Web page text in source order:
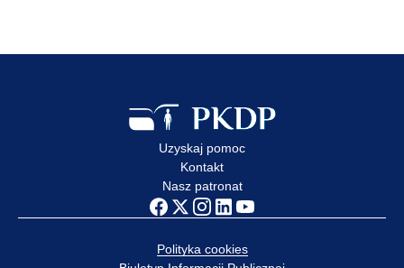
Uzyskaj pomoc
Kontakt
Nasz patronat
Polityka cookies